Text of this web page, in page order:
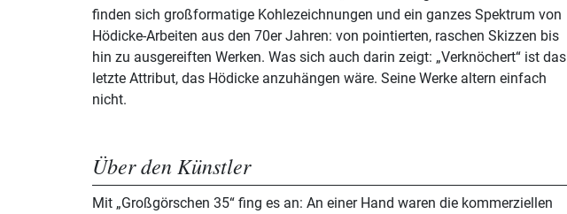
finden sich großformatige Kohlezeichnungen und ein ganzes Spektrum von
Hödicke-Arbeiten aus den 70er Jahren: von pointierten, raschen Skizzen bis
hin zu ausgereiften Werken. Was sich auch darin zeigt: „Verknöchert“ ist das
letzte Attribut, das Hödicke anzuhängen wäre. Seine Werke altern einfach
nicht.
Über den Künstler
Mit „Großgörschen 35“ fing es an: An einer Hand waren die kommerziellen